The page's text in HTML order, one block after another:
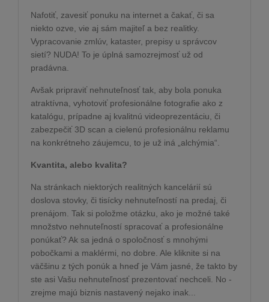
Nafotiť, zavesiť ponuku na internet a čakať, či sa
niekto ozve, vie aj sám majiteľ a bez realitky.
Vypracovanie zmlúv, kataster, prepisy u správcov
sietí? NUDA! To je úplná samozrejmosť už od
pradávna.
Avšak pripraviť nehnuteľnosť tak, aby bola ponuka
atraktívna, vyhotoviť profesionálne fotografie ako z
katalógu, prípadne aj kvalitnú videoprezentáciu, či
zabezpečiť 3D scan a cielenú profesionálnu reklamu
na konkrétneho záujemcu, to je už iná „alchýmia“.
Kvantita, alebo kvalita?
Na stránkach niektorých realitných kancelárií sú
doslova stovky, či tisícky nehnuteľností na predaj, či
prenájom. Tak si položme otázku, ako je možné také
množstvo nehnuteľností spracovať a profesionálne
ponúkať? Ak sa jedná o spoločnosť s mnohými
pobočkami a maklérmi, no dobre. Ale kliknite si na
väčšinu z tých ponúk a hneď je Vám jasné, že takto by
ste asi Vašu nehnuteľnosť prezentovať nechceli. No -
zrejme majú biznis nastavený nejako inak...